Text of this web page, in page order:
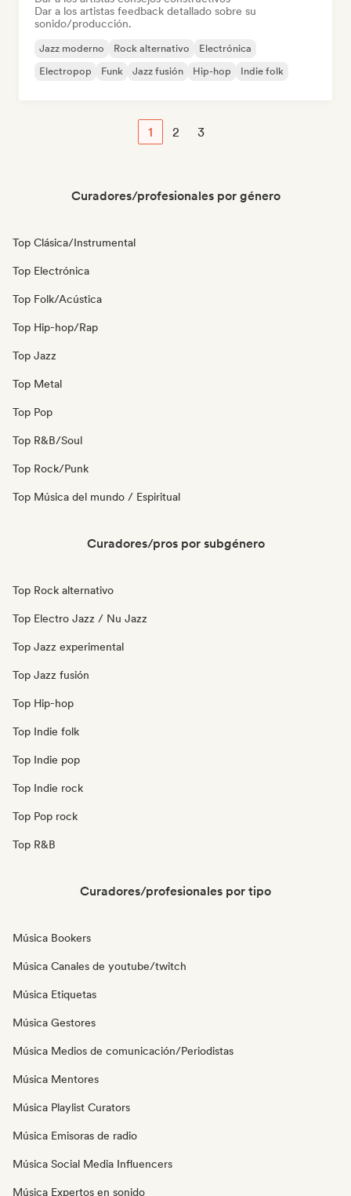
Dar a los artistas feedback detallado sobre su
sonido/producción.
Jazz moderno Rock alternativo
Electrónica
Electropop
Funk Jazz fusión Hip-hop Indie folk
1 2 3
Curadores/profesionales por género
Top Clásica/Instrumental
Top Electrónica
Top Folk/Acústica
Top Hip-hop/Rap
Top Jazz
Top Metal
Top Pop
Top R&B/Soul
Top Rock/Punk
Top Música del mundo / Espiritual
Curadores/pros por subgénero
Top Rock alternativo
Top Electro Jazz / Nu Jazz
Top Jazz experimental
Top Jazz fusión
Top Hip-hop
Top Indie folk
Top Indie pop
Top Indie rock
Top Pop rock
Top R&B
Curadores/profesionales por tipo
Música Bookers
Música Canales de youtube/twitch
Música Etiquetas
Música Gestores
Música Medios de comunicación/Periodistas
Música Mentores
Música Playlist Curators
Música Emisoras de radio
Música Social Media Influencers
Música Expertos en sonido